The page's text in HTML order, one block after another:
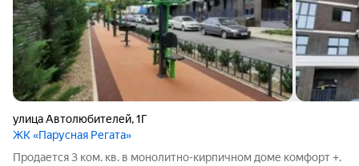
улица Автолюбителей,1Г
ЖК «Парусная Регата»
Продается 3 ком. кв. в монолитно-кирпичном доме комфорт +.